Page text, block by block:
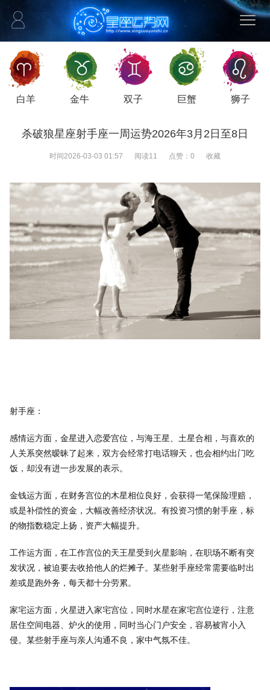
白羊 金牛 双子 巨蟹 狮子
杀破狼星座射手座一周运势2026年3月2日至8日
时间2026-03-03 01:57 阅读11 点赞： 0 收藏
射手座：
感情运方面，金星进入恋爱宫位，与海王星、土星合相，与喜欢的
人关系突然暧昧了起来，双方会经常打电话聊天，也会相约出门吃
饭，却没有进一步发展的表示。
金钱运方面，在财务宫位的木星相位良好，会获得一笔保险理赔，
或是补偿性的资金，大幅改善经济状况。有投资习惯的射手座，标
的物指数稳定上扬，资产大幅提升。
工作运方面，在工作宫位的天王星受到火星影响，在职场不断有突
发状况，被迫要去收拾他人的烂摊子。某些射手座经常需要临时出
差或是跑外务，每天都十分劳累。
家宅运方面，火星进入家宅宫位，同时水星在家宅宫位逆行，注意
居住空间电器、炉火的使用，同时当心门户安全，容易被宵小入
侵。某些射手座与亲人沟通不良，家中气氛不佳。